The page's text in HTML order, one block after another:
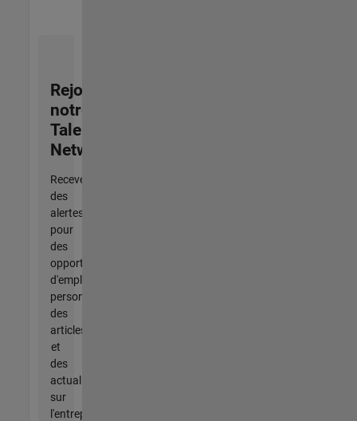
Rejoignez
notre
Talent
Network
Recevez
des
alertes
pour
des
opportunités
d'emploi
personnalisées,
des
articles
et
des
actualités
sur
l'entreprise.